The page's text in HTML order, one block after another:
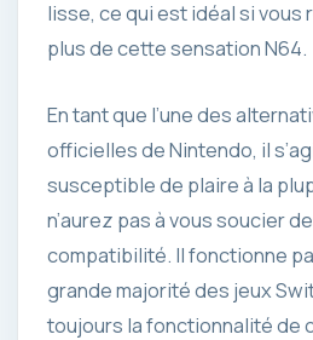
lisse, ce qui est idéal si vous
plus de cette sensation N64.
En tant que l’une des
officielles de Nintendo, il
susceptible de plaire à la
n’aurez pas à vous soucier
compatibilité. Il fonctionne
grande majorité des jeux
toujours la fonctionnalité de